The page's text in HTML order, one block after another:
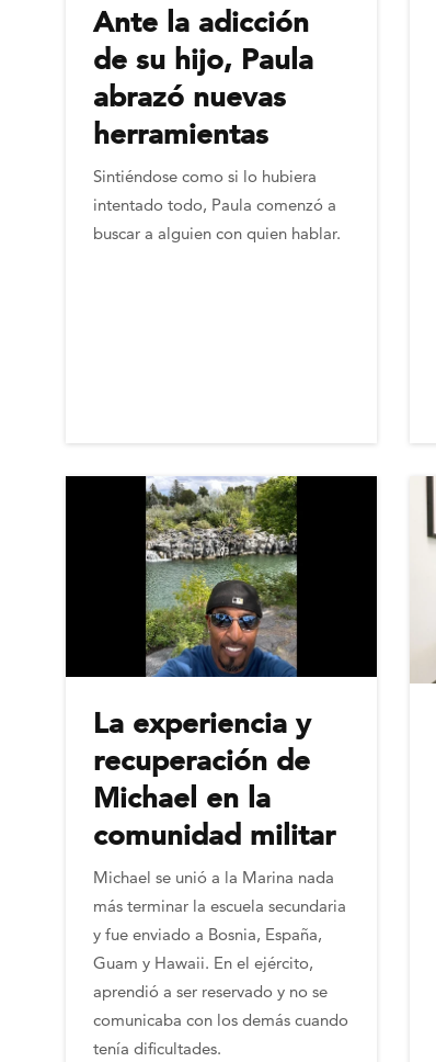
Ante la adicción
de su hijo, Paula
abrazó nuevas
herramientas
Sintiéndose como si lo hubiera
intentado todo, Paula comenzó a
buscar a alguien con quien hablar.
La experiencia y
recuperación de
Michael en la
comunidad militar
Michael se unió a la Marina nada
más terminar la escuela secundaria
y fue enviado a Bosnia, España,
Guam y Hawaii. En el ejército,
aprendió a ser reservado y no se
comunicaba con los demás cuando
tenía dificultades.